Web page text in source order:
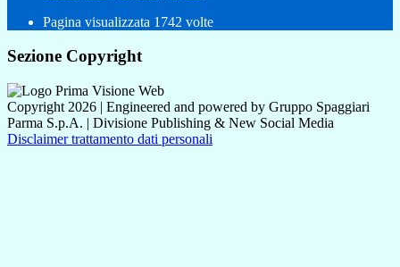
Pagina visualizzata 1742 volte
Sezione Copyright
Copyright 2026 | Engineered and powered by Gruppo Spaggiari
Parma S.p.A. | Divisione Publishing & New Social Media
Disclaimer trattamento dati personali